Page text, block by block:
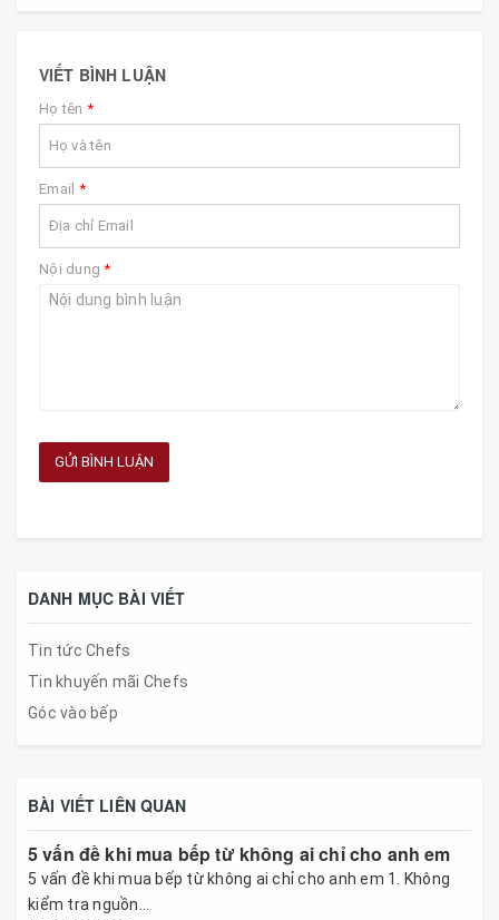
VIẾT BÌNH LUẬN
Họ tên *
Email *
Nội dung*
GỬI BÌNH LUẬN
DANH MỤC BÀI VIẾT
Tin tức Chefs
Tin khuyến mãi Chefs
Góc vào bếp
BÀI VIẾT LIÊN QUAN
5 vấn đề khi mua bếp từ không ai chỉ cho anh em
5 vấn đề khi mua bếp từ không ai chỉ cho anh em 1. Không
kiểm tra nguồn...